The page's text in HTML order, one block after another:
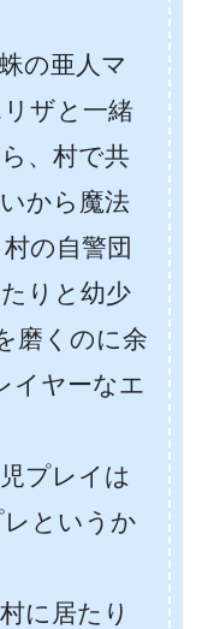
の亜人マ
ザと一緒
、村で共
から魔法
の自警団
りと幼少
磨くのに余
イヤーなエ
プレイは
というか
に居たり